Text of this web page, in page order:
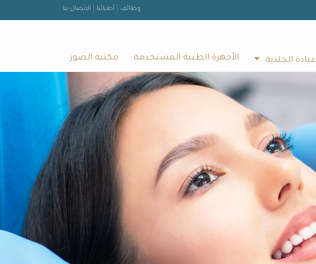
وظائف أطبائنا الاتصال بنا
عيادة الجلدية الأجهزة الطبية المستخدمة مكتبة الصور